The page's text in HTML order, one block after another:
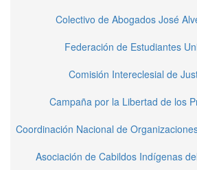
Colectivo de Abogados José
Federación de Estudiantes
Comisión Intereclesial de
Campaña por la Libertad de los
Coordinación Nacional de
Asociación de Cabildos Indígenas